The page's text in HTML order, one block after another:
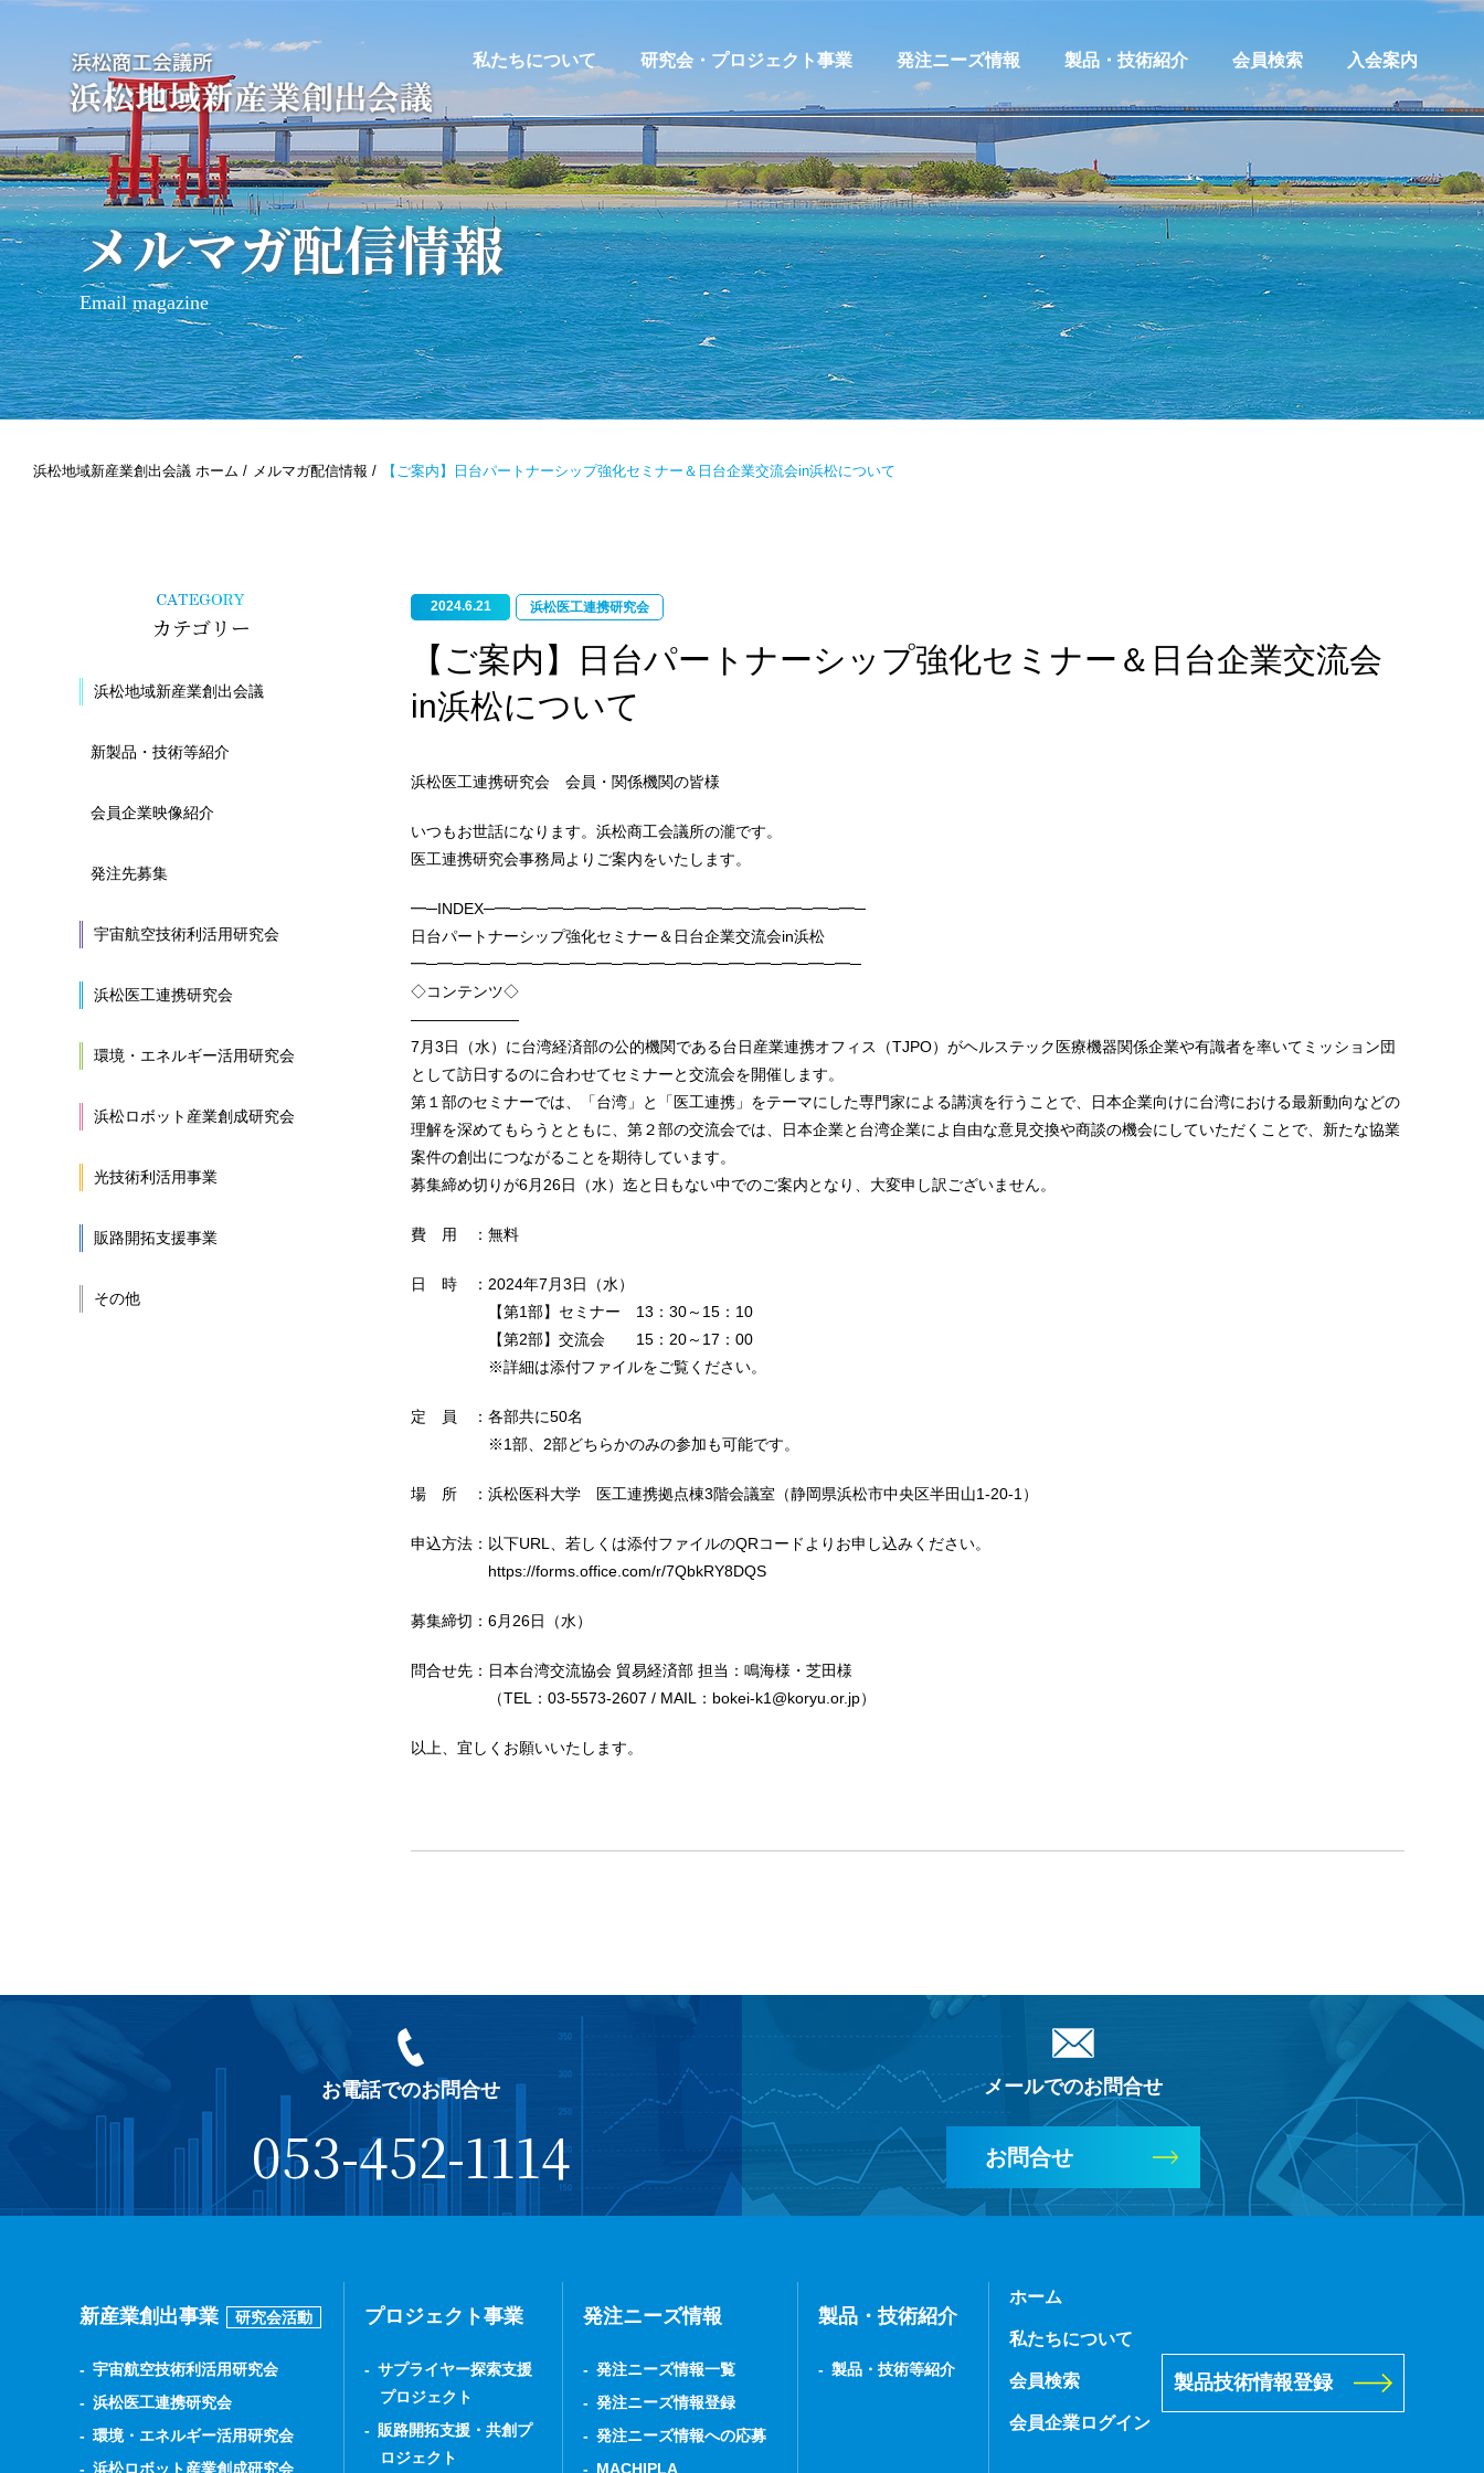
私たちについて 研究会・プロジェクト事業
宇宙航空技術利活用研究会
浜松医工連携研究会
環境・エネルギー活用研究会
浜松ロボット産業創成研究会
サプライヤー探索支援プロジ
ェクト
販路開拓支援・共創プロジェ
クト
発注ニーズ情報
発注ニーズ情報登録
発注ニーズ情報への応募
MACHIPLA
製品・技術紹介
製品・技術等紹介
製品技術情報登録
会員検索 入会案内
メルマガ配信情報
Email magazine
浜松地域新産業創出会議 ホーム メルマガ配信情報 【ご案内】日台パートナーシップ強化セミナー＆日台企業交流会in浜松について
カテゴリー
浜松地域新産業創出会議
新製品・技術等紹介
会員企業映像紹介
発注先募集
宇宙航空技術利活用研究会
浜松医工連携研究会
環境・エネルギー活用研究会
浜松ロボット産業創成研究会
光技術利活用事業
販路開拓支援事業
その他
2024.6.21 浜松医工連携研究会
【ご案内】日台パートナーシップ強化セミナー＆日台企業交流会
in浜松について
浜松医工連携研究会 会員・関係機関の皆様
いつもお世話になります。浜松商工会議所の瀧です。
医工連携研究会事務局よりご案内をいたします。
━─INDEX─━─━─━─━─━─━─━─━─━─━─━─━─━─━─
日台パートナーシップ強化セミナー＆日台企業交流会in浜松
━─━─━─━─━─━─━─━─━─━─━─━─━─━─━─━─━─
◇コンテンツ◇
———————
7月3日（水）に台湾経済部の公的機関である台日産業連携オフィス（TJPO）がヘルステック医療機器関係企業や有識者を率いてミッション団
として訪日するのに合わせてセミナーと交流会を開催します。
第１部のセミナーでは、「台湾」と「医工連携」をテーマにした専門家による講演を行うことで、日本企業向けに台湾における最新動向などの
理解を深めてもらうとともに、第２部の交流会では、日本企業と台湾企業によ自由な意見交換や商談の機会にしていただくことで、新たな協業
案件の創出につながることを期待しています。
募集締め切りが6月26日（水）迄と日もない中でのご案内となり、大変申し訳ございません。
費 用 ：無料
日 時 ：2024年7月3日（水）
【第1部】セミナー 13：30～15：10
【第2部】交流会 15：20～17：00
※詳細は添付ファイルをご覧ください。
定 員 ：各部共に50名
※1部、2部どちらかのみの参加も可能です。
場 所 ：浜松医科大学 医工連携拠点棟3階会議室（静岡県浜松市中央区半田山1-20-1）
申込方法：以下URL、若しくは添付ファイルのQRコードよりお申し込みください。
https://forms.office.com/r/7QbkRY8DQS
募集締切：6月26日（水）
問合せ先：日本台湾交流協会 貿易経済部 担当：鳴海様・芝田様
（TEL：03-5573-2607 / MAIL：bokei-k1@koryu.or.jp）
以上、宜しくお願いいたします。
お電話でのお問合せ
053-452-1114
メールでのお問合せ
お問合せ
新産業創出事業 研究会活動
宇宙航空技術利活用研究会
浜松医工連携研究会
環境・エネルギー活用研究会
浜松ロボット産業創成研究会
プロジェクト事業
サプライヤー探索支援
プロジェクト
販路開拓支援・共創プ
ロジェクト
発注ニーズ情報
発注ニーズ情報一覧
発注ニーズ情報登録
発注ニーズ情報への応募
MACHIPLA
製品・技術紹介
製品・技術等紹介
ホーム
私たちについて
会員検索
会員企業ログイン
製品技術情報登録